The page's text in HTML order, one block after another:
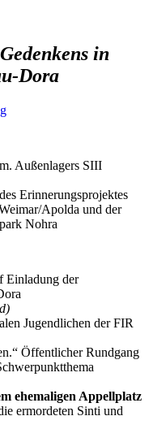
in
Dora
Außenlagers SIII
Erinnerungsprojektes
Apolda und der
Nohra
Einladung der
Jugendlichen der FIR
Öffentlicher Rundgang
ehemaligen Appellplatz
ermordeten Sinti und